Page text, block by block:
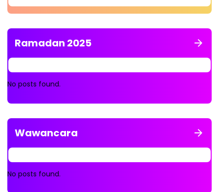
Ramadan 2025
No posts found.
Wawancara
No posts found.